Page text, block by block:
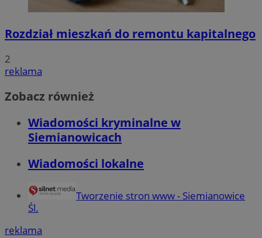
Rozdział mieszkań do remontu kapitalnego
2
reklama
Zobacz również
Wiadomości kryminalne w
Siemianowicach
Wiadomości lokalne
Tworzenie stron www - Siemianowice
Śl.
reklama